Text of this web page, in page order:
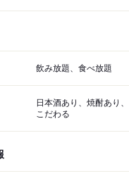
飲み放題、食べ放題
日本酒あり、焼酎あり
こだわる